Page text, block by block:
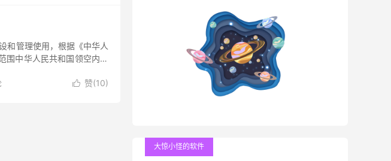
和管理使用，根据《中华人
围中华人民共和国领空内空
 赞(10)
大惊小怪的软件